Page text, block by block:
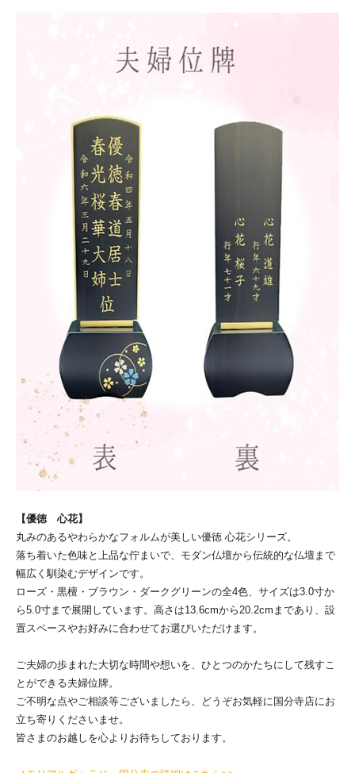
【優徳 心花】
丸みのあるやわらかなフォルムが美しい優徳 心花シリーズ。
落ち着いた色味と上品な佇まいで、モダン仏壇から伝統的な仏壇まで
幅広く馴染むデザインです。
ローズ・黒檀・ブラウン・ダークグリーンの全4色、サイズは3.0寸か
ら5.0寸まで展開しています。高さは13.6cmから20.2cmまであり、設
置スペースやお好みに合わせてお選びいただけます。
ご夫婦の歩まれた大切な時間や想いを、ひとつのかたちにして残すこ
とができる夫婦位牌。
ご不明な点やご相談等ございましたら、どうぞお気軽に国分寺店にお
立ち寄りくださいませ。
皆さまのお越しを心よりお待ちしております。